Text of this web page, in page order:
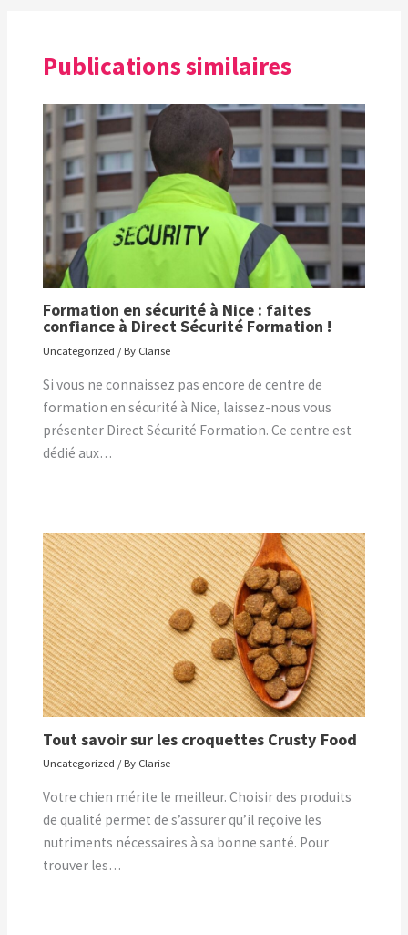
Publications similaires
Formation en sécurité à Nice : faites
confiance à Direct Sécurité Formation !
Uncategorized / By Clarise
Si vous ne connaissez pas encore de centre de
formation en sécurité à Nice, laissez-nous vous
présenter Direct Sécurité Formation. Ce centre est
dédié aux…
Tout savoir sur les croquettes Crusty Food
Uncategorized / By Clarise
Votre chien mérite le meilleur. Choisir des produits
de qualité permet de s’assurer qu’il reçoive les
nutriments nécessaires à sa bonne santé. Pour
trouver les…